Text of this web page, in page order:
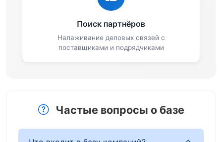
Поиск партнёров
Налаживание деловых связей с
поставщиками и подрядчиками
Частые вопросы о базе